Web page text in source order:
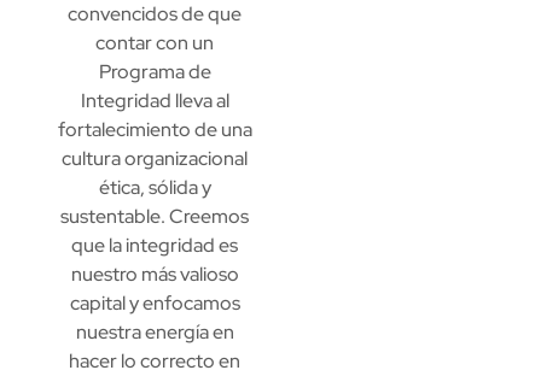
convencidos de que
contar con un
Programa de
Integridad lleva al
fortalecimiento de una
cultura organizacional
ética, sólida y
sustentable. Creemos
que la integridad es
nuestro más valioso
capital y enfocamos
nuestra energía en
hacer lo correcto en